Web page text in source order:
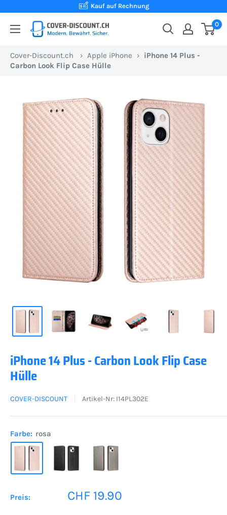
Inhalt
Kauf auf Rechnung
Cover-
Ihr
Onlineshop
Schweiz
für
Schutzhüllen
zum
besten
Preis
0
Cover-Discount.ch › Apple iPhone › iPhone 14 Plus -
Carbon Look Flip Case Hülle
iPhone 14 Plus - Carbon Look Flip Case
Hülle
COVER-DISCOUNT Artikel-Nr: I14PL302E
Farbe: rosa
Preis: Sonderpreis
CHF 19.90